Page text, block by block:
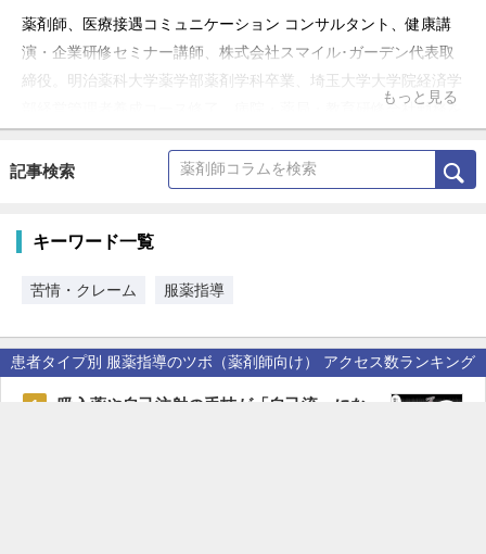
薬剤師、医療接遇コミュニケーション コンサルタント、健康講
演・企業研修セミナー講師、株式会社スマイル･ガーデン代表取
締役。明治薬科大学薬学部薬剤学科卒業、埼玉大学大学院経済学
部経営管理者養成コース修了、病院・薬局・教育研修会社勤務を
もっと見る
記事検索
キーワード一覧
苦情・クレーム 服薬指導
患者タイプ別 服薬指導のツボ（薬剤師向け） アクセス数ランキング
1
吸入薬や自己注射の手技が「自己流」にな